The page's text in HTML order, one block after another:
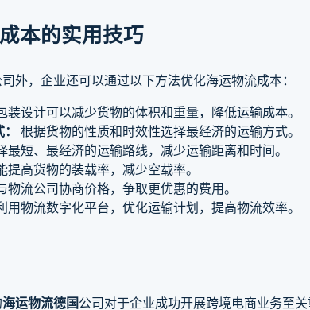
本的实用技巧
外，企业还可以通过以下方法优化海运物流成本：
装设计可以减少货物的体积和重量，降低运输成本。
根据货物的性质和时效性选择最经济的运输方式。
最短、最经济的运输路线，减少运输距离和时间。
提高货物的装载率，减少空载率。
物流公司协商价格，争取更优惠的费用。
用物流数字化平台，优化运输计划，提高物流效率。
海运物流德国公司对于企业成功开展跨境电商业务至